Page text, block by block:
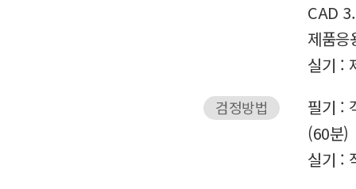
CAD
제품응
실기 :
검정방법
필기 :
(60분)
실기 :